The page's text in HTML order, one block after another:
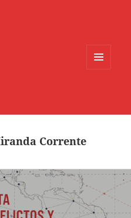
Corrente